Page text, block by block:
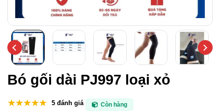
Bó gối dài PJ997 loại xỏ
5 đánh giá Còn hàng